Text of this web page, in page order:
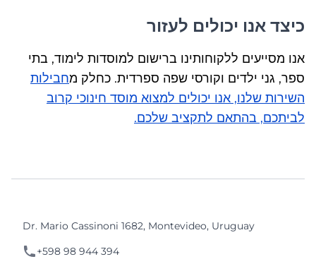
כיצד אנו יכולים לעזור
אנו מסייעים ללקוחותינו ברישום למוסדות לימוד, בתי
ספר, גני ילדים וקורסי שפה ספרדית. כחלק מחבילות
השירות שלנו, אנו יכולים למצוא מוסד חינוכי קרוב
לביתכם, בהתאם לתקציב שלכם.
Dr. Mario Cassinoni 1682, Montevideo, Uruguay
+598 98 944 394